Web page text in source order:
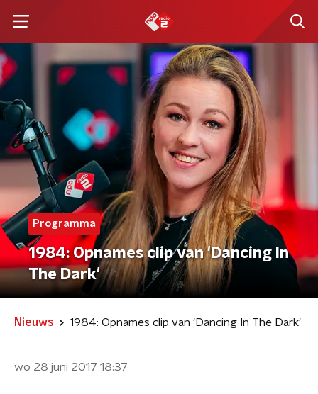
Programma
1984: Opnames clip van 'Dancing In
The Dark'
Nieuws 1984: Opnames clip van 'Dancing In The Dark'
wo 28 juni 2017 18:37